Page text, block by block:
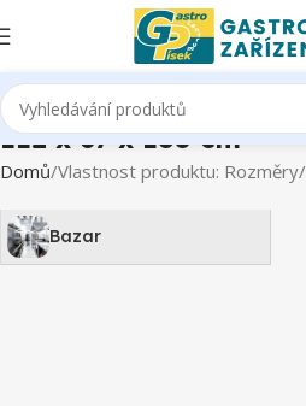
112 x 67 x 180 cm
Domů Vlastnost produktu: Rozměry
Bazar